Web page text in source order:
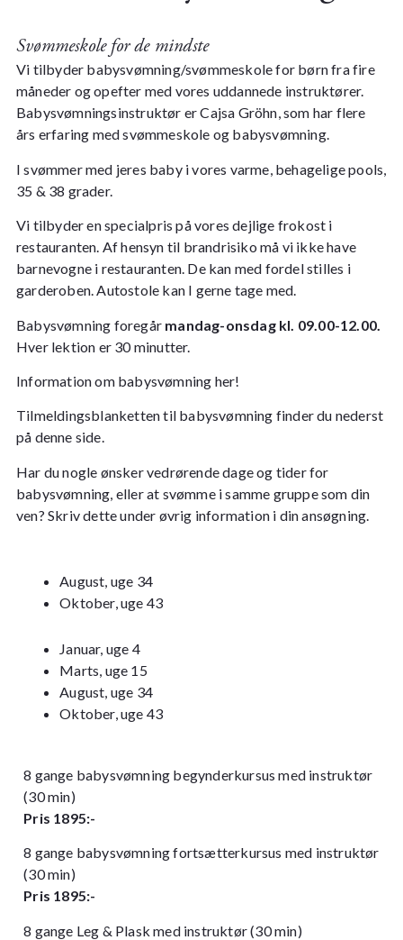
Svømmeskole for de mindste
Vi tilbyder babysvømning/svømmeskole for børn fra fire
måneder og opefter med vores uddannede instruktører.
Babysvømningsinstruktør erCajsa Gröhn, som har flere
års erfaring med svømmeskole og babysvømning.
I svømmer med jeres baby i vores varme, behagelige pools,
35 & 38 grader.
Vi tilbyder en specialpris på vores dejlige frokost i
restauranten. Af hensyn til brandrisiko må vi ikke have
barnevogne i restauranten. De kan med fordel stilles i
garderoben. Autostole kan I gerne tage med.
Babysvømning foregårmandag-onsdag kl. 09.00-12.00.
Hver lektion er 30 minutter.
Information om babysvømning her!
Tilmeldingsblanketten til babysvømning finder du nederst
på denne side.
Har du nogle ønsker vedrørende dage og tider for
babysvømning, eller at svømme i samme gruppe som din
ven? Skriv dette under øvrig information i din ansøgning.
August, uge 34
Oktober, uge 43
Januar, uge 4
Marts, uge 15
August, uge 34
Oktober, uge 43
8 gange babysvømning begynderkursus med instruktør
(30 min)
Pris 1895:-
8 gange babysvømning fortsætterkursus med instruktør
(30 min)
Pris 1895:-
8 gange Leg & Plask med instruktør (30 min)